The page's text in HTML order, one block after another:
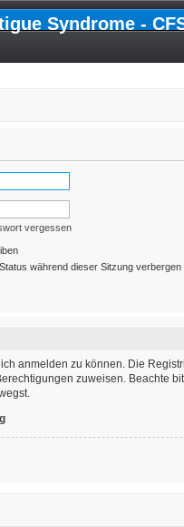
Syndrome -
vergessen
während dieser Sitzung verbergen
anmelden zu können. Die
zuweisen. Beachte